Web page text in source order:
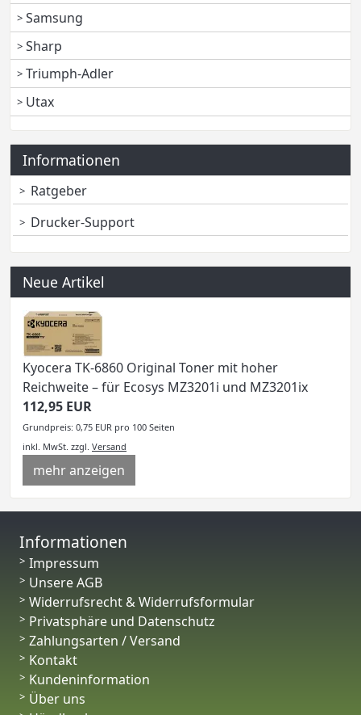
Samsung
Sharp
Triumph-Adler
Utax
Informationen
Ratgeber
Drucker-Support
Neue Artikel
Kyocera TK-6860 Original Toner mit hoher
Reichweite – für Ecosys MZ3201i und MZ3201ix
112,95 EUR
Grundpreis: 0,75 EUR pro 100 Seiten
inkl. MwSt. zzgl. Versand
mehr anzeigen
Informationen
Impressum
Unsere AGB
Widerrufsrecht & Widerrufsformular
Privatsphäre und Datenschutz
Zahlungsarten / Versand
Kontakt
Kundeninformation
Über uns